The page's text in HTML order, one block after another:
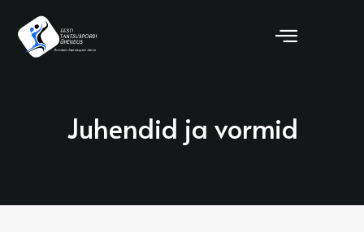
Juhendid ja vormid